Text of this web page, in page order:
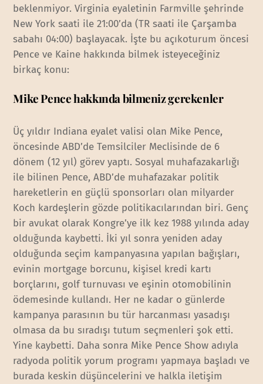
beklenmiyor. Virginia eyaletinin Farmville şehrinde
New York saati ile 21:00’da (TR saati ile Çarşamba
sabahı 04:00) başlayacak. İşte bu açıkoturum öncesi
Pence ve Kaine hakkında bilmek isteyeceğiniz
birkaç konu:
Mike Pence hakkında bilmeniz gerekenler
Üç yıldır Indiana eyalet valisi olan Mike Pence,
öncesinde ABD’de Temsilciler Meclisinde de 6
dönem (12 yıl) görev yaptı. Sosyal muhafazakarlığı
ile bilinen Pence, ABD’de muhafazakar politik
hareketlerin en güçlü sponsorları olan milyarder
Koch kardeşlerin gözde politikacılarından biri. Genç
bir avukat olarak Kongre’ye ilk kez 1988 yılında aday
olduğunda kaybetti. İki yıl sonra yeniden aday
olduğunda seçim kampanyasına yapılan bağışları,
evinin mortgage borcunu, kişisel kredi kartı
borçlarını, golf turnuvası ve eşinin otomobilinin
ödemesinde kullandı. Her ne kadar o günlerde
kampanya parasının bu tür harcanması yasadışı
olmasa da bu sıradışı tutum seçmenleri şok etti.
Yine kaybetti. Daha sonra Mike Pence Show adıyla
radyoda politik yorum programı yapmaya başladı ve
burada keskin düşüncelerini ve halkla iletişim